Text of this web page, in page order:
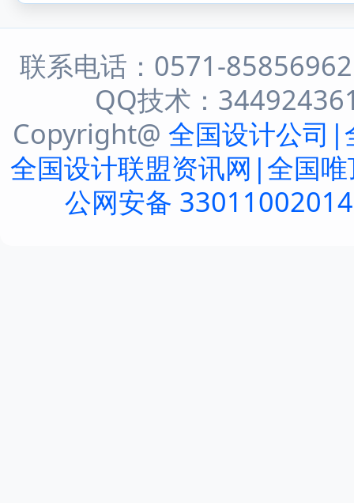
联系电话：0571-
QQ技术：
Copyright@ 全国设计公司|
全国设计联盟资讯网|全国
公网安备